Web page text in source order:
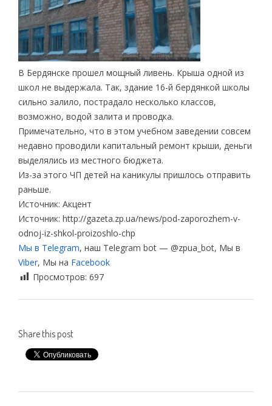
В Бердянске прошел мощный ливень. Крыша одной из
школ не выдержала. Так, здание 16-й бердянкой школы
сильно залило, пострадало несколько классов,
возможно, водой залита и проводка.
Примечательно, что в этом учебном заведении совсем
недавно проводили капитальный ремонт крыши, деньги
выделялись из местного бюджета.
Из-за этого ЧП детей на каникулы пришлось отправить
раньше.
Источник: Акцент
Источник: http://gazeta.zp.ua/news/pod-zaporozhem-v-
odnoj-iz-shkol-proizoshlo-chp
Мы в Telegram, наш Telegram bot — @zpua_bot, Мы в
Viber, Мы на Facebook
Просмотров: 697
Share this post